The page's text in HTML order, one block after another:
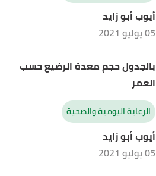
أيوب أبو زايد
05 يوليو 2021
بالجدول حجم معدة الرضيع حسب
العمر
الرعاية اليومية والصحية
أيوب أبو زايد
05 يوليو 2021